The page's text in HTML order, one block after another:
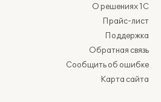
О решениях 1С
Прайс-лист
Поддержка
Обратная связь
Сообщить об ошибке
Карта сайта